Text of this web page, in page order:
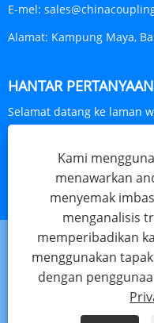
E-mel:
Alamat: Kampung Maya,
HANTAR PERTANYAAN
Selamat datang ke laman
produk atau senarai harga
kepada kami dan kami
PERTANYAAN
Links
Hak Cipta © 2023 Cixi Beideli
Kami
menawarkan
menyemak
menganalisis
memperibadikan
menggunakan
dengan